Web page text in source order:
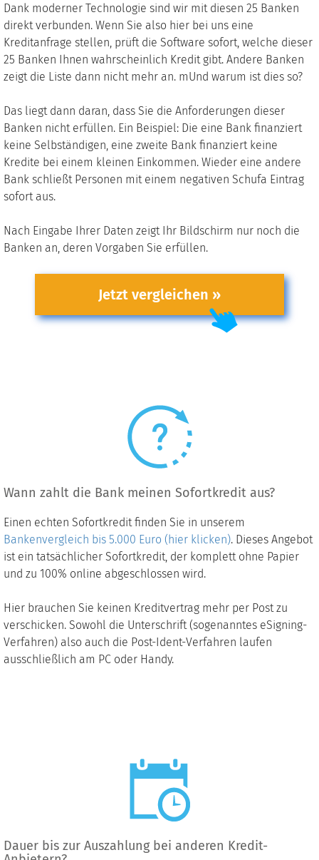
Dank moderner Technologie sind wir mit diesen 25 Banken
direkt verbunden. Wenn Sie also hier bei uns eine
Kreditanfrage stellen, prüft die Software sofort, welche dieser
25 Banken Ihnen wahrscheinlich Kredit gibt. Andere Banken
zeigt die Liste dann nicht mehr an. mUnd warum ist dies so?
Das liegt dann daran, dass Sie die Anforderungen dieser
Banken nicht erfüllen. Ein Beispiel: Die eine Bank finanziert
keine Selbständigen, eine zweite Bank finanziert keine
Kredite bei einem kleinen Einkommen. Wieder eine andere
Bank schließt Personen mit einem negativen Schufa Eintrag
sofort aus.
Nach Eingabe Ihrer Daten zeigt Ihr Bildschirm nur noch die
Banken an, deren Vorgaben Sie erfüllen.
Jetzt vergleichen »
Wann zahlt die Bank meinen Sofortkredit aus?
Einen echten Sofortkredit finden Sie in unserem
Bankenvergleich bis 5.000 Euro (hier klicken). Dieses Angebot
ist ein tatsächlicher Sofortkredit, der komplett ohne Papier
und zu 100% online abgeschlossen wird.
Hier brauchen Sie keinen Kreditvertrag mehr per Post zu
verschicken. Sowohl die Unterschrift (sogenanntes eSigning-
Verfahren) also auch die Post-Ident-Verfahren laufen
ausschließlich am PC oder Handy.
Dauer bis zur Auszahlung bei anderen Kredit-